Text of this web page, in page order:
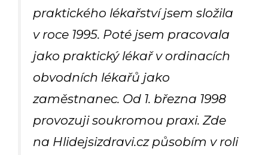
praktického lékařství jsem složila
v roce 1995. Poté jsem pracovala
jako praktický lékař v ordinacích
obvodních lékařů jako
zaměstnanec. Od 1. března 1998
provozuji soukromou praxi. Zde
na Hlidejsizdravi.cz působím v roli